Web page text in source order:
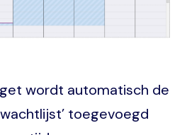
wordt automatisch de
toegevoegd